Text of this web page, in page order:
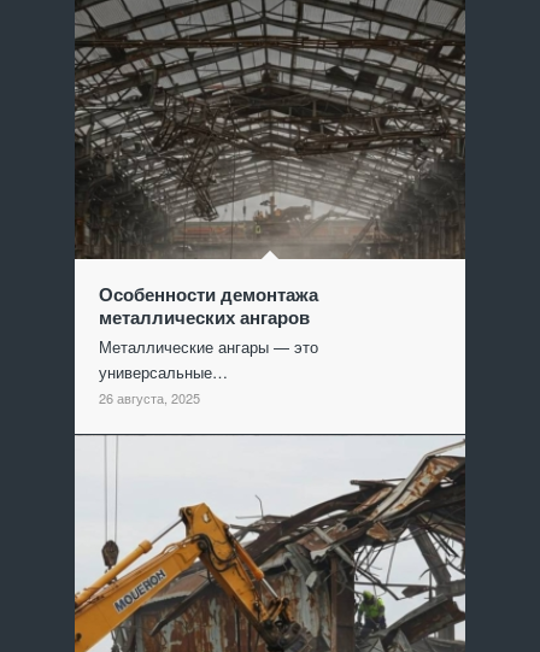
Особенности демонтажа
металлических ангаров
Металлические ангары — это
универсальные…
26 августа, 2025